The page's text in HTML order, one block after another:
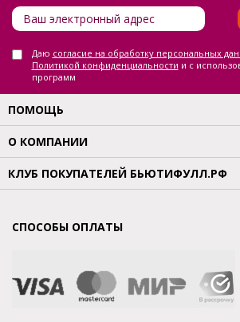
Даю согласие на обработку персональных
Политикой конфиденциальности и с
программ
ПОМОЩЬ
О КОМПАНИИ
КЛУБ ПОКУПАТЕЛЕЙ БЬЮТИФУЛЛ.РФ
СПОСОБЫ ОПЛАТЫ